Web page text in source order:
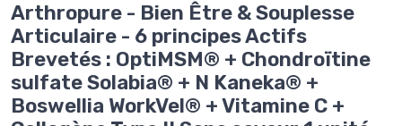
Arthropure - Bien Être & Souplesse
Articulaire - 6 principes Actifs
Brevetés : OptiMSM® + Chondroïtine
sulfate Solabia® + N Kaneka® +
Boswellia WorkVel® + Vitamine C +